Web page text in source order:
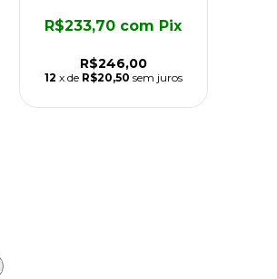
R$246,00
R$233,70 com Pix
12 x de R$20,50 sem juros